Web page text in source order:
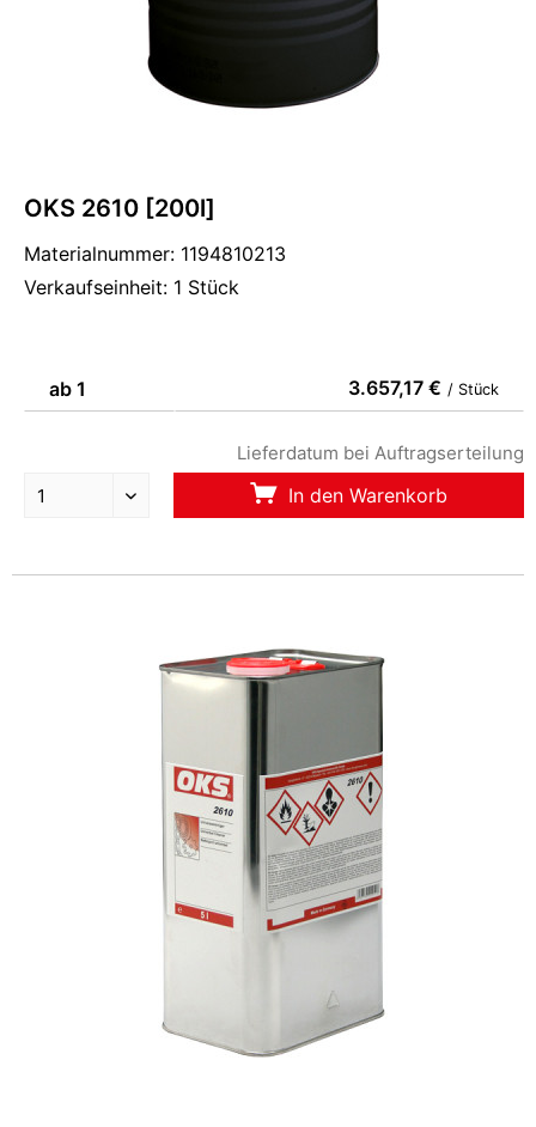
OKS 2610 [200l]
Materialnummer: 1194810213
Verkaufseinheit: 1 Stück
ab 1 3.657,17 € / Stück
Lieferdatum bei Auftragserteilung
In den Warenkorb